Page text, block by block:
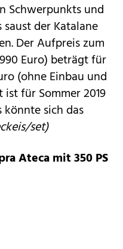
Schwerpunkts und
der Katalane
Der Aufpreis zum
Euro) beträgt für
(ohne Einbau und
für Sommer 2019
sich das
set)
Ateca mit 350 PS